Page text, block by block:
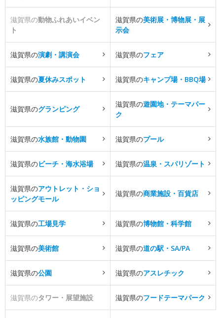
滋賀県の動物ふれあいイベン
ト
滋賀県の美術展・博物展・展
示会
滋賀県の演劇・講演会 滋賀県のフェア
滋賀県の夏休みスポット 滋賀県のキャンプ場・BBQ場
滋賀県のグランピング
滋賀県の遊園地・テーマパー
ク
滋賀県の水族館・動物園 滋賀県のプール
滋賀県のビーチ・海水浴場 滋賀県の温泉・スパリゾート
滋賀県のアウトレット・ショ
ッピングモール
滋賀県の商業施設・百貨店
滋賀県の工場見学 滋賀県の博物館・科学館
滋賀県の美術館 滋賀県の道の駅・SA/PA
滋賀県の公園 滋賀県のアスレチック
滋賀県のタワー・展望施設 滋賀県のフードテーマパーク